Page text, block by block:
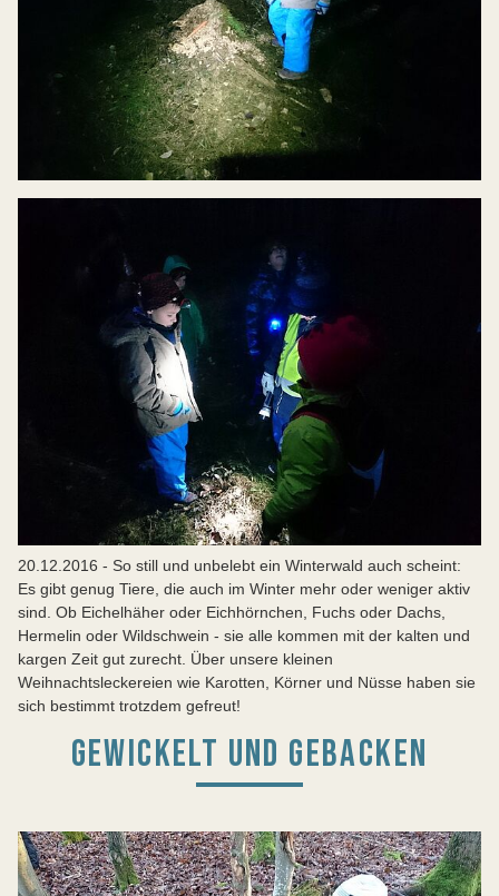
20.12.2016 - So still und unbelebt ein Winterwald auch scheint:
Es gibt genug Tiere, die auch im Winter mehr oder weniger aktiv
sind. Ob Eichelhäher oder Eichhörnchen, Fuchs oder Dachs,
Hermelin oder Wildschwein - sie alle kommen mit der kalten und
kargen Zeit gut zurecht. Über unsere kleinen
Weihnachtsleckereien wie Karotten, Körner und Nüsse haben sie
sich bestimmt trotzdem gefreut!
GEWICKELT UND GEBACKEN